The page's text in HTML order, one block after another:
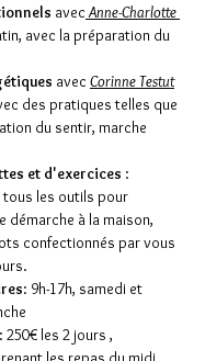
avec Anne-Charlotte
avec la préparation du
avec Corinne Testut
des pratiques telles que
du sentir, marche
et d'exercices :
tous les outils pour
démarche à la maison,
confectionnés par vous
: 9h-17h, samedi et
: 250€ les 2 jours ,